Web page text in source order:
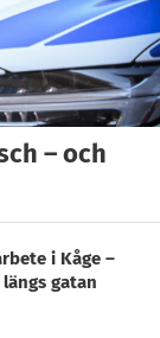
– och
i Kåge –
gatan